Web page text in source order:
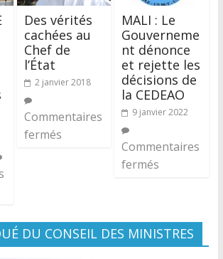
Des vérités
cachées au
Chef de
l’État
2 janvier 2018
Commentaires
fermés
MALI : Le
Gouverneme
nt dénonce
et rejette les
décisions de
la CEDEAO
9 janvier 2022
Commentaires
fermés
DU CONSEIL DES MINISTRES